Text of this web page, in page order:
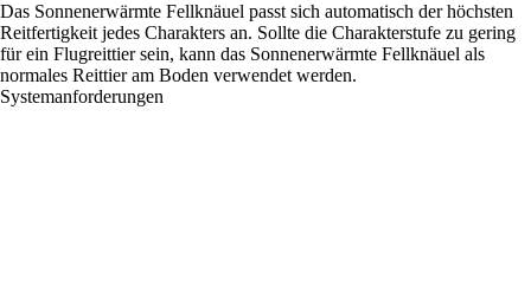
Das Sonnenerwärmte Fellknäuel passt sich automatisch der höchsten
Reitfertigkeit jedes Charakters an. Sollte die Charakterstufe zu gering
für ein Flugreittier sein, kann das Sonnenerwärmte Fellknäuel als
normales Reittier am Boden verwendet werden.
Systemanforderungen